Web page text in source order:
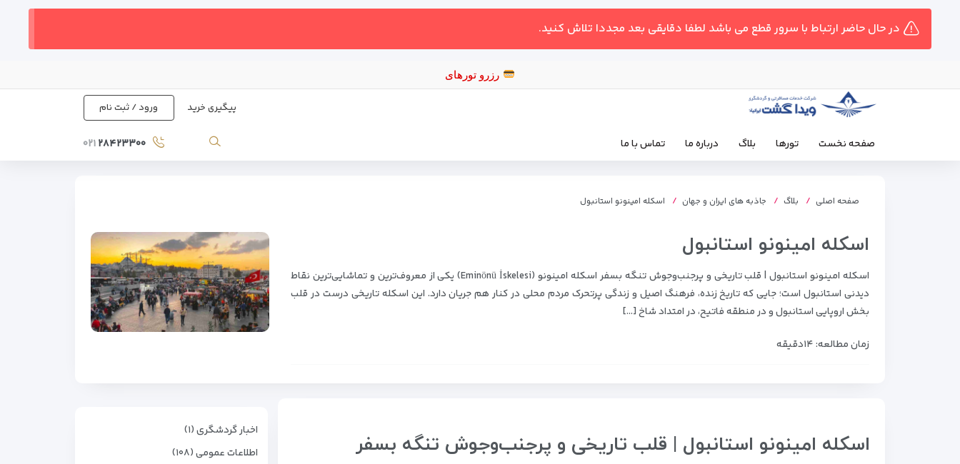
در حال حاضر ارتباط با سرور قطع می باشد لطفا دقایقی بعد مجددا تلاش کنید.
رزرو توره
پیگیری خرید ورود / ثبت نام
صفحه نخست تورها بلاگ درباره ما تماس با ما ۲۸۴۲۳۳۰۰ ۰۲۱
صفحه اصلی بلاگ جاذبه های ایران و جهان اسکله امینونو استانبول
اسکله امینونو استانبول
اسکله امینونو استانبول | قلب تاریخی و پرجنب‌وجوش تنگه بسفر اسکله امینونو (Eminönü İskelesi) یکی از معروف‌ترین و تماشایی‌ترین نقاط
دیدنی استانبول است؛ جایی که تاریخ زنده، فرهنگ اصیل و زندگی پرتحرک مردم محلی در کنار هم جریان دارد. این اسکله تاریخی درست در قلب
بخش اروپایی استانبول و در منطقه فاتیح، در امتداد شاخ […]
زمان مطالعه: ۱۴دقیقه
اسکله امینونو استانبول | قلب تاریخی و پرجنب‌وجوش تنگه بسفر
اخبار گردشگری (۱)
اطلاعات عمومی (۱۰۸)